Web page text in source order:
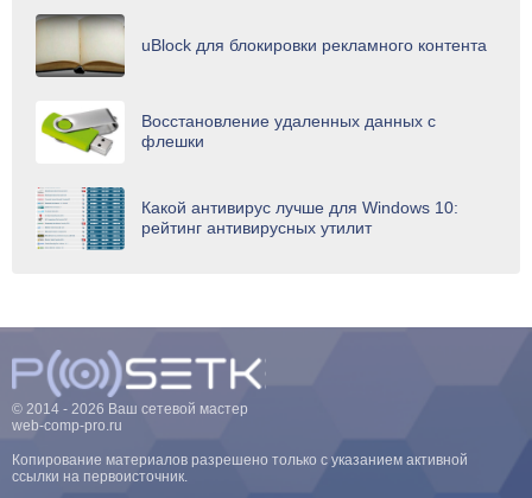
uBlock для блокировки рекламного контента
Восстановление удаленных данных с
флешки
Какой антивирус лучше для Windows 10:
рейтинг антивирусных утилит
© 2014 - 2026 Ваш сетевой мастер
web-comp-pro.ru
Копирование материалов разрешено только с указанием активной
ссылки на первоисточник.